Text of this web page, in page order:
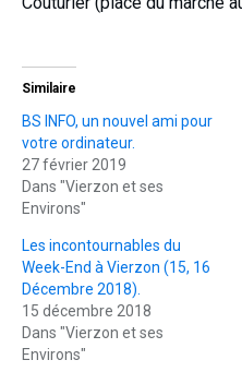
Similaire
BS INFO, un nouvel ami pour
votre ordinateur.
27 février 2019
Dans "Vierzon et ses
Environs"
Les incontournables du
Week-End à Vierzon (15, 16
Décembre 2018).
15 décembre 2018
Dans "Vierzon et ses
Environs"